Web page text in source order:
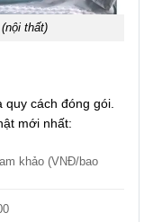
thất)
cách đóng gói.
mới nhất:
khảo (VNĐ/bao